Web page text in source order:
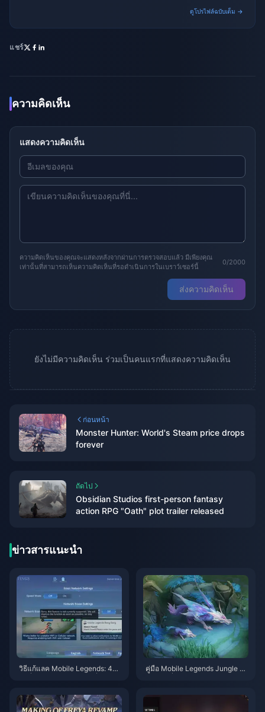
ดูโปรไฟล์ฉบับเต็ม →
แชร์
ความคิดเห็น
แสดงความคิดเห็น
ความคิดเห็นของคุณจะแสดงหลังจากผ่านการตรวจสอบแล้ว มีเพียงคุณ
เท่านั้นที่สามารถเห็นความคิดเห็นที่รอดำเนินการในเบราว์เซอร์นี้
0/2000
ส่งความคิดเห็น
ยังไม่มีความคิดเห็น ร่วมเป็นคนแรกที่แสดงความคิดเห็น
ก่อนหน้า
Monster Hunter: World's Steam price drops
forever
ถัดไป
Obsidian Studios first-person fantasy
action RPG "Oath" plot trailer released
ข่าวสารแนะนำ
วิธีแก้แลค Mobile Legends: 40+
คู่มือ Mobile Legends Jungle ปี